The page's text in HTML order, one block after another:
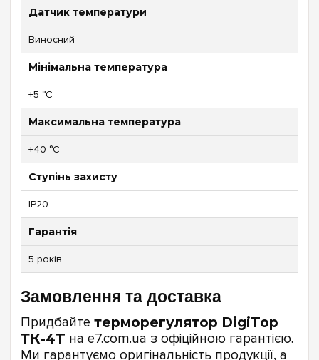
Датчик температури
Виносний
Мінімальна температура
+5 °C
Максимальна температура
+40 °C
Ступінь захисту
IP20
Гарантія
5 років
Замовлення та доставка
Придбайте терморегулятор DigiTop
ТК-4T на e7.com.ua з офіційною гарантією.
Ми гарантуємо оригінальність продукції, а